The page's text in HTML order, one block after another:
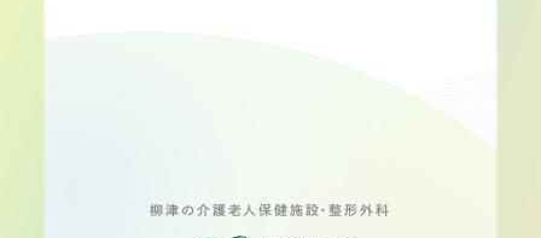
柳津の介護老人保健施設・整形外科